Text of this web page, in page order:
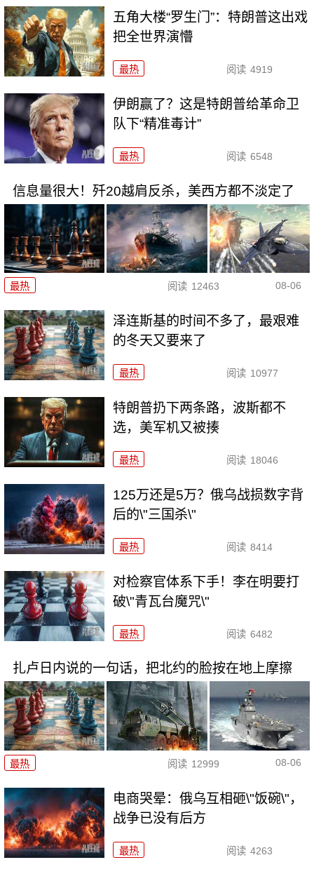
五角大楼“罗生门”：特朗普这出戏
把全世界演懵
最热 阅读 4919
伊朗赢了？这是特朗普给革命卫
队下“精准毒计”
最热 阅读 6548
信息量很大！歼20越肩反杀，美西方都不淡定了
最热 阅读 12463 08-06
泽连斯基的时间不多了，最艰难
的冬天又要来了
最热 阅读 10977
特朗普扔下两条路，波斯都不
选，美军机又被揍
最热 阅读 18046
125万还是5万？俄乌战损数字背
后的\"三国杀\"
最热 阅读 8414
对检察官体系下手！李在明要打
破\"青瓦台魔咒\"
最热 阅读 6482
扎卢日内说的一句话，把北约的脸按在地上摩擦
最热 阅读 12999 08-06
电商哭晕：俄乌互相砸\"饭碗\"，
战争已没有后方
最热 阅读 4263